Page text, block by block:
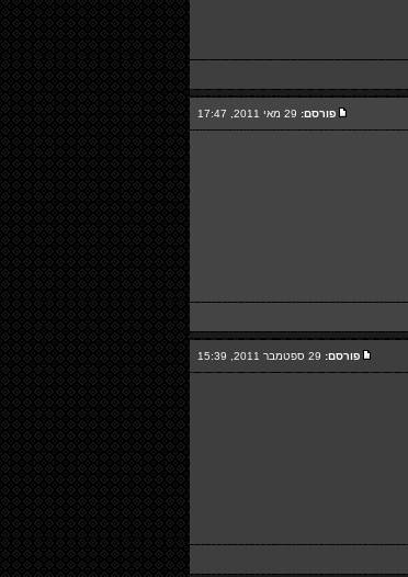
פורסם:
פורסם: